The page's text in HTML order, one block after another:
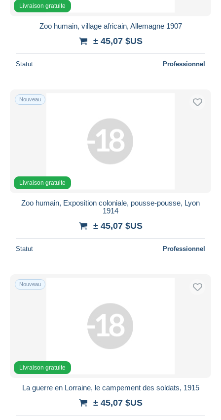
Livraison gratuite
Zoo humain, village africain, Allemagne 1907
± 45,07 $US
Statut Professionnel
Nouveau
Livraison gratuite
Zoo humain, Exposition coloniale, pousse-pousse, Lyon
1914
± 45,07 $US
Statut Professionnel
Nouveau
Livraison gratuite
La guerre en Lorraine, le campement des soldats, 1915
± 45,07 $US